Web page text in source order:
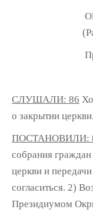
СЛУШАЛИ: 86
о закрытии церкви.
ПОСТАНОВИЛИ:
собрания граждан
церкви и
согласиться. 2)
Президиумом